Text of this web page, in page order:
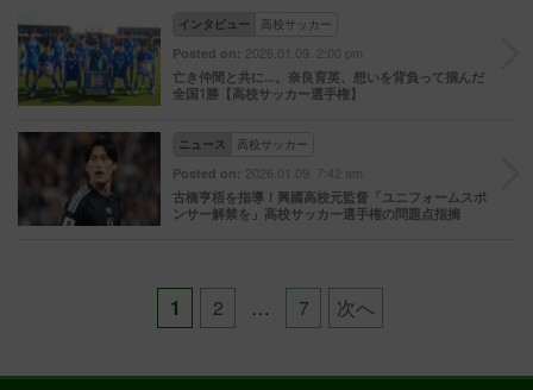
インタビュー 高校サッカー
Posted on: 2026.01.09. 2:00 pm
亡き仲間と共に…。奈良育英、想いを背負って掴んだ
全国1勝【高校サッカー選手権】
ニュース 高校サッカー
Posted on: 2026.01.09. 7:42 am
古橋亨梧を指導！興國高校元監督「ユニフォームスポ
ンサー解禁を」高校サッカー選手権の問題点指摘
Posts
pagination
1 2 … 7 次へ